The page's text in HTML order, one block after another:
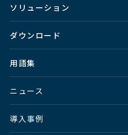
ソリューション
ダウンロード
用語集
ニュース
導入事例